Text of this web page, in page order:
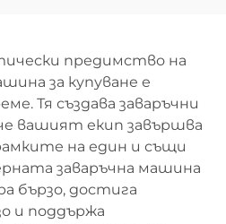
предимство на
за купуване е
Тя създава заваръчни
вашият екип завършва
на един и същи
заваръчна машина
бързо, достига
и поддържа